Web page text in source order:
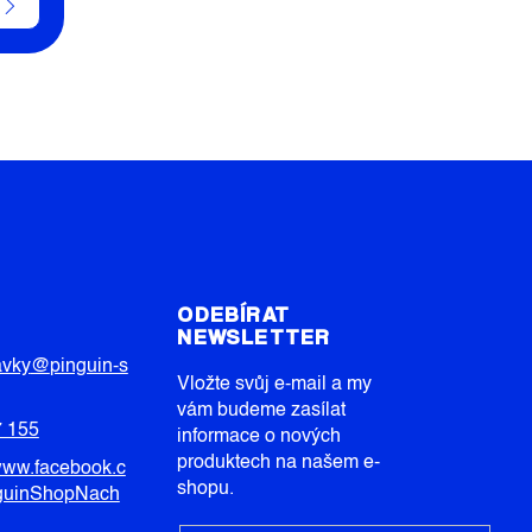
@pinguin-s
155
ODEBÍRAT
NEWSLETTER
Vložte svůj e-mail a my
vám budeme zasílat
informace o nových
produktech na našem e-
shopu.